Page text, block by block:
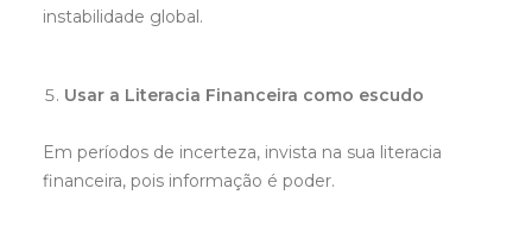
instabilidade global.
Usar a Literacia Financeira como escudo
Em períodos de incerteza, invista na sua literacia
financeira, pois informação é poder.